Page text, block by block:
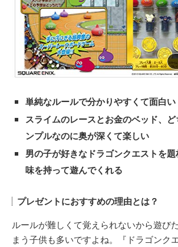
単純なルールで分かりやすくて面白い
スライムのレースとお金のベッド、
ンプルなのに奥が深くて楽しい
男の子が好きなドラゴンクエストを
味を持って遊んでくれる
プレゼントにおすすめの理由とは？
ルールが難しくて覚えられないから遊び
まう子供も多いですよね。『ドラゴンク